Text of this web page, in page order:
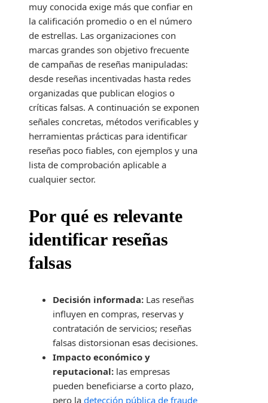
muy conocida exige más que confiar en
la calificación promedio o en el número
de estrellas. Las organizaciones con
marcas grandes son objetivo frecuente
de campañas de reseñas manipuladas:
desde reseñas incentivadas hasta redes
organizadas que publican elogios o
críticas falsas. A continuación se exponen
señales concretas, métodos verificables y
herramientas prácticas para identificar
reseñas poco fiables, con ejemplos y una
lista de comprobación aplicable a
cualquier sector.
Por qué es relevante
identificar reseñas
falsas
Decisión informada: Las reseñas
influyen en compras, reservas y
contratación de servicios; reseñas
falsas distorsionan esas decisiones.
Impacto económico y
reputacional: las empresas
pueden beneficiarse a corto plazo,
pero la detección pública de fraude